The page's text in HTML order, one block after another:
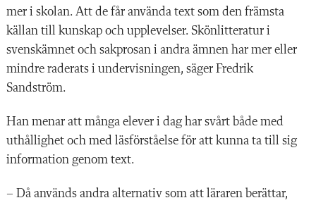
mer i skolan. Att de får använda text som den främsta
källan till kunskap och upplevelser. Skönlitteratur i
svenskämnet och sakprosan i andra ämnen har mer eller
mindre raderats i undervisningen, säger Fredrik
Sandström.
Han menar att många elever i dag har svårt både med
uthållighet och med läsförståelse för att kunna ta till sig
information genom text.
– Då används andra alternativ som att läraren berättar,